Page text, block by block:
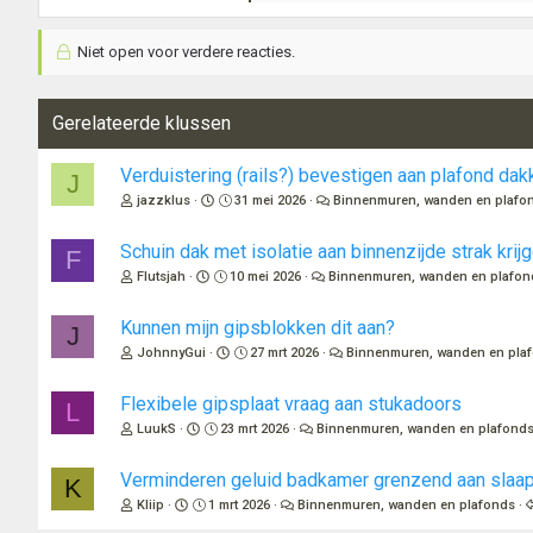
r
e
g
e
:
Niet open voor verdere reacties.
Gerelateerde klussen
J Verduistering (rails?) bevestigen aan plafond
jazzklus 31 mei 2026 Binnenmuren, wanden en
F Schuin dak met isolatie aan binnenzijde strak
Flutsjah 10 mei 2026 Binnenmuren, wanden en
J Kunnen mijn gipsblokken dit aan?
JohnnyGui 27 mrt 2026 Binnenmuren, wanden en
L Flexibele gipsplaat vraag aan stukadoors
LuukS 23 mrt 2026 Binnenmuren, wanden en plafonds
K Verminderen geluid badkamer grenzend aan
Kliip 1 mrt 2026 Binnenmuren, wanden en plafonds